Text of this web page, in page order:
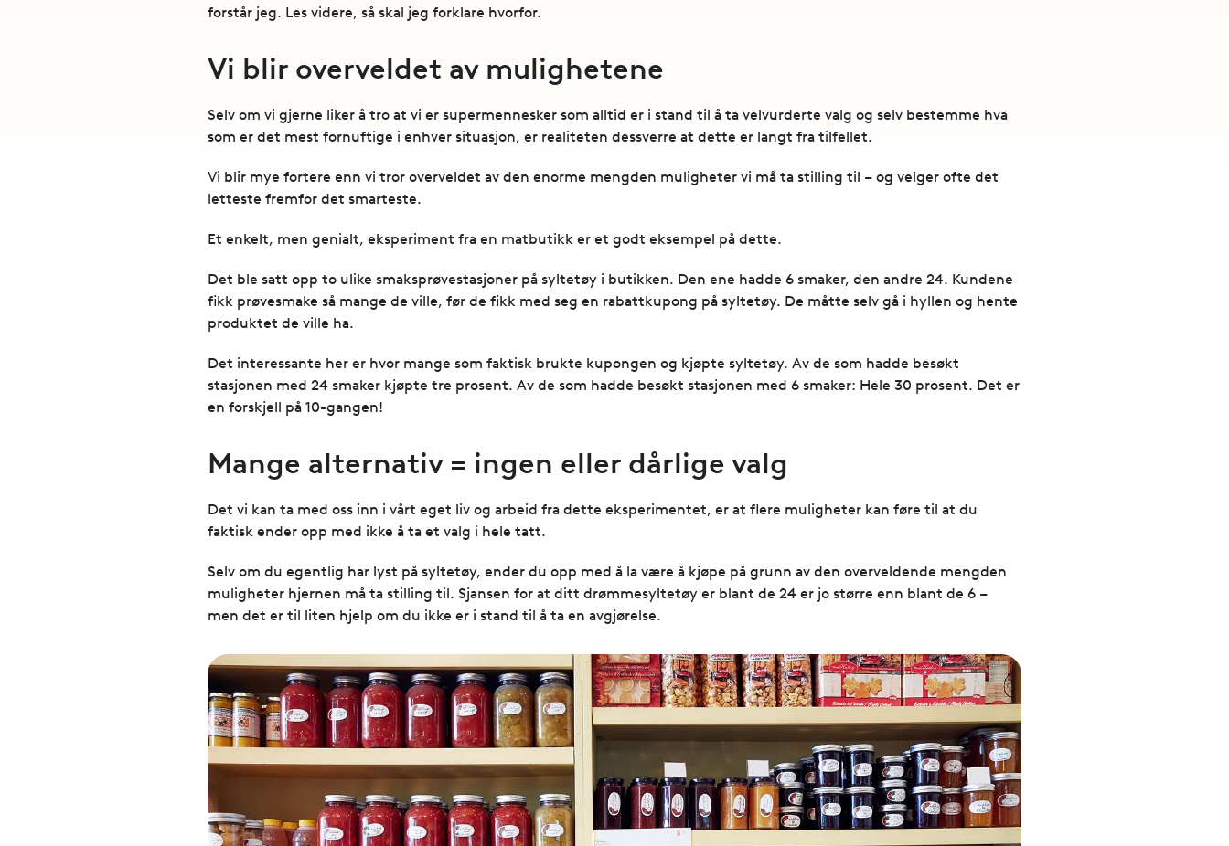
forstår jeg. Les videre, så skal jeg forklare hvorfor.
Vi blir overveldet av mulighetene
Selv om vi gjerne liker å tro at vi er supermennesker som alltid er i stand til å ta velvurderte valg og selv bestemme hva
som er det mest fornuftige i enhver situasjon, er realiteten dessverre at dette er langt fra tilfellet.
Vi blir mye fortere enn vi tror overveldet av den enorme mengden muligheter vi må ta stilling til – og velger ofte det
letteste fremfor det smarteste.
Et enkelt, men genialt, eksperiment fra en matbutikk er et godt eksempel på dette.
Det ble satt opp to ulike smaksprøvestasjoner på syltetøy i butikken. Den ene hadde 6 smaker, den andre 24. Kundene
fikk prøvesmake så mange de ville, før de fikk med seg en rabattkupong på syltetøy. De måtte selv gå i hyllen og hente
produktet de ville ha.
Det interessante her er hvor mange som faktisk brukte kupongen og kjøpte syltetøy. Av de som hadde besøkt
stasjonen med 24 smaker kjøpte tre prosent. Av de som hadde besøkt stasjonen med 6 smaker: Hele 30 prosent. Det er
en forskjell på 10-gangen!
Mange alternativ = ingen eller dårlige valg
Det vi kan ta med oss inn i vårt eget liv og arbeid fra dette eksperimentet, er at flere muligheter kan føre til at du
faktisk ender opp med ikke å ta et valg i hele tatt.
Selv om du egentlig har lyst på syltetøy, ender du opp med å la være å kjøpe på grunn av den overveldende mengden
muligheter hjernen må ta stilling til. Sjansen for at ditt drømmesyltetøy er blant de 24 er jo større enn blant de 6 –
men det er til liten hjelp om du ikke er i stand til å ta en avgjørelse.